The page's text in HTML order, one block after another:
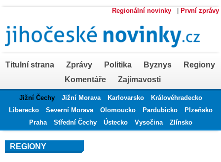
Regionální novinky První zprávy
Titulní strana Zprávy Politika Byznys
Regiony
Komentáře
Zajímavosti
Jižní Čechy Jižní Morava Karlovarsko
Královéhradecko
Liberecko
Severní Morava Olomoucko Pardubicko
Plzeňsko
Praha
Střední Čechy Ústecko Vysočina Zlínsko
REGIONY